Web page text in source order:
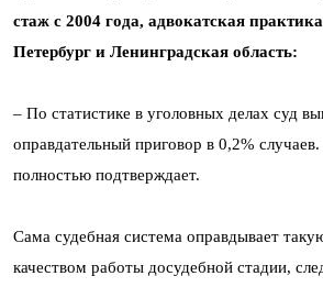
стаж с 2004 года, адвокатская
Петербург и Ленинградская область:
– По статистике в уголовных делах суд
оправдательный приговор в 0,2%
полностью подтверждает.
Сама судебная система оправдывает
качеством работы досудебной стадии,